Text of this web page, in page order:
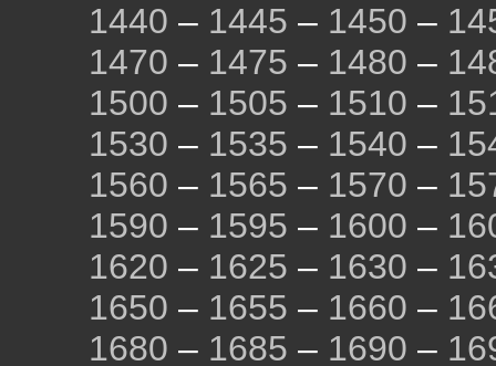
1440 – 1445 – 1450 –
1470 – 1475 – 1480 –
1500 – 1505 – 1510 –
1530 – 1535 – 1540 –
1560 – 1565 – 1570 –
1590 – 1595 – 1600 –
1620 – 1625 – 1630 –
1650 – 1655 – 1660 –
1680 – 1685 – 1690 –